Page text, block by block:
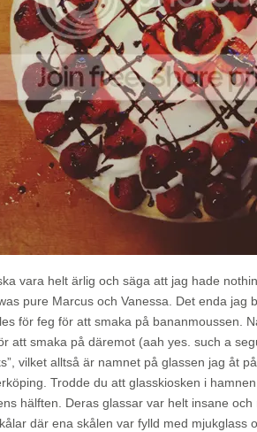
vara helt ärlig och säga att jag hade
pure Marcus och Vanessa. Det enda jag
för feg för att smaka på bananmoussen.
att smaka på däremot (aah yes. such a
vilket alltså är namnet på glassen jag åt
Trodde du att glasskiosken i
hälften. Deras glassar var helt insane
där ena skålen var fylld med mjukglass